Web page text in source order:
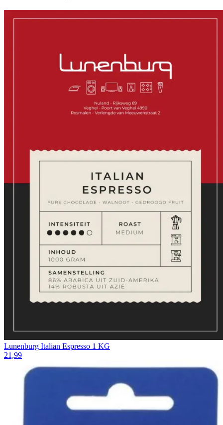
Lunenburg Italian Espresso 1 KG
21,99